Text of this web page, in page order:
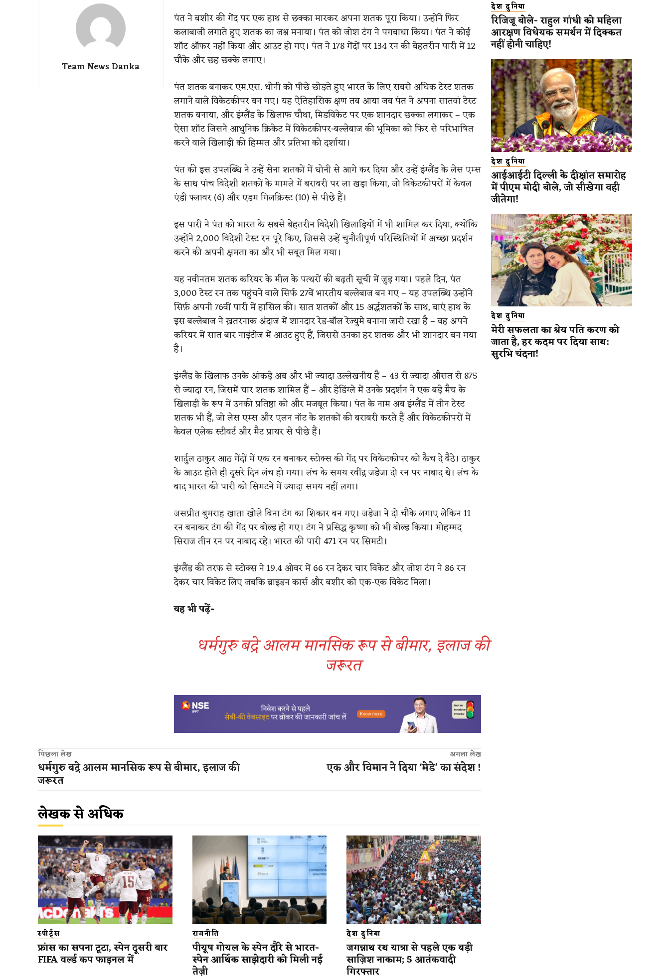
Team News Danka
पंत ने बशीर की गेंद पर एक हाथ से छक्का मारकर अपना शतक पूरा किया। उन्होंने फिर
कलाबाजी लगाते हुए शतक का जश्न मनाया। पंत को जोश टंग ने पगबाधा किया। पंत ने कोई
शॉट ऑफर नहीं किया और आउट हो गए। पंत ने 178 गेंदों पर 134 रन की बेहतरीन पारी में 12
चौके और छह छक्के लगाए।
पंत शतक बनाकर एम.एस. धोनी को पीछे छोड़ते हुए भारत के लिए सबसे अधिक टेस्ट शतक
लगाने वाले विकेटकीपर बन गए। यह ऐतिहासिक क्षण तब आया जब पंत ने अपना सातवां टेस्ट
शतक बनाया, और इंग्लैंड के खिलाफ चौथा, मिडविकेट पर एक शानदार छक्का लगाकर – एक
ऐसा शॉट जिसने आधुनिक क्रिकेट में विकेटकीपर-बल्लेबाज की भूमिका को फिर से परिभाषित
करने वाले खिलाड़ी की हिम्मत और प्रतिभा को दर्शाया।
पंत की इस उपलब्धि ने उन्हें सेना शतकों में धोनी से आगे कर दिया और उन्हें इंग्लैंड के लेस एम्स
के साथ पांच विदेशी शतकों के मामले में बराबरी पर ला खड़ा किया, जो विकेटकीपरों में केवल
एंडी फ्लावर (6) और एडम गिलक्रिस्ट (10) से पीछे हैं।
इस पारी ने पंत को भारत के सबसे बेहतरीन विदेशी खिलाड़ियों में भी शामिल कर दिया, क्योंकि
उन्होंने 2,000 विदेशी टेस्ट रन पूरे किए, जिससे उन्हें चुनौतीपूर्ण परिस्थितियों में अच्छा प्रदर्शन
करने की अपनी क्षमता का और भी सबूत मिल गया।
यह नवीनतम शतक करियर के मील के पत्थरों की बढ़ती सूची में जुड़ गया। पहले दिन, पंत
3,000 टेस्ट रन तक पहुंचने वाले सिर्फ 27वें भारतीय बल्लेबाज बन गए – यह उपलब्धि उन्होंने
सिर्फ़ अपनी 76वीं पारी में हासिल की। ​​सात शतकों और 15 अर्द्धशतकों के साथ, बाएं हाथ के
इस बल्लेबाज ने ख़तरनाक अंदाज में शानदार रेड-बॉल रेज्युमे बनाना जारी रखा है – वह अपने
करियर में सात बार नाइंटीज में आउट हुए हैं, जिससे उनका हर शतक और भी शानदार बन गया
है।
इंग्लैंड के खिलाफ उनके आंकड़े अब और भी ज्यादा उल्लेखनीय हैं – 43 से ज्यादा औसत से 875
से ज्यादा रन, जिसमें चार शतक शामिल हैं – और हेडिंग्ले में उनके प्रदर्शन ने एक बड़े मैच के
खिलाड़ी के रूप में उनकी प्रतिष्ठा को और मजबूत किया। पंत के नाम अब इंग्लैंड में तीन टेस्ट
शतक भी हैं, जो लेस एम्स और एलन नॉट के शतकों की बराबरी करते हैं और विकेटकीपरों में
केवल एलेक स्टीवर्ट और मैट प्रायर से पीछे हैं।
शार्दुल ठाकुर आठ गेंदों में एक रन बनाकर स्टोक्स की गेंद पर विकेटकीपर को कैच दे बैठे। ठाकुर
के आउट होते ही दूसरे दिन लंच हो गया। लंच के समय रवींद्र जडेजा दो रन पर नाबाद थे। लंच के
बाद भारत की पारी को सिमटने में ज्यादा समय नहीं लगा।
जसप्रीत बुमराह खाता खोले बिना टंग का शिकार बन गए। जडेजा ने दो चौके लगाए लेकिन 11
रन बनाकर टंग की गेंद पर बोल्ड हो गए। टंग ने प्रसिद्ध कृष्णा को भी बोल्ड किया। मोहम्मद
सिराज तीन रन पर नाबाद रहे। भारत की पारी 471 रन पर सिमटी।
इंग्लैंड की तरफ से स्टोक्स ने 19.4 ओवर में 66 रन देकर चार विकेट और जोश टंग ने 86 रन
देकर चार विकेट लिए जबकि ब्राइडन कार्स और बशीर को एक-एक विकेट मिला।
यह भी पढ़ें-
धर्मगुरु बद्रे आलम मानसिक रूप से बीमार, इलाज की
जरूरत
पिछला लेख
धर्मगुरु बद्रे आलम मानसिक रूप से बीमार, इलाज की
जरूरत
अगला लेख
एक और विमान ने दिया ‘मेडे’ का संदेश !
लेखक से अधिक
स्पोर्ट्स
फ्रांस का सपना टूटा, स्पेन दूसरी बार
FIFA वर्ल्ड कप फाइनल में
राजनीति
पीयूष गोयल के स्पेन दौरे से भारत-
स्पेन आर्थिक साझेदारी को मिली नई
तेज़ी
देश दुनिया
जगन्नाथ रथ यात्रा से पहले एक बड़ी
साज़िश नाकाम; 5 आतंकवादी
गिरफ्तार
देश दुनिया
रिजिजू बोले- राहुल गांधी को महिला
आरक्षण विधेयक समर्थन में दिक्कत
नहीं होनी चाहिए!
देश दुनिया
आईआईटी दिल्ली के दीक्षांत समारोह
में पीएम मोदी बोले, जो सीखेगा वही
जीतेगा!
देश दुनिया
मेरी सफलता का श्रेय पति करण को
जाता है, हर कदम पर दिया साथ:
सुरभि चंदना!